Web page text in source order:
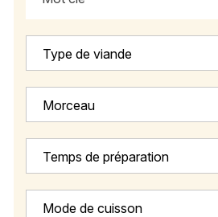
Type de viande
Morceau
Temps de préparation
Mode de cuisson